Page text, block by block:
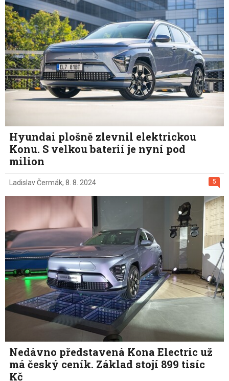
Hyundai plošně zlevnil elektrickou
Konu. S velkou baterií je nyní pod
milion
5
Ladislav Čermák, 8. 8. 2024
Nedávno představená Kona Electric už
má český ceník. Základ stojí 899 tisíc
Kč